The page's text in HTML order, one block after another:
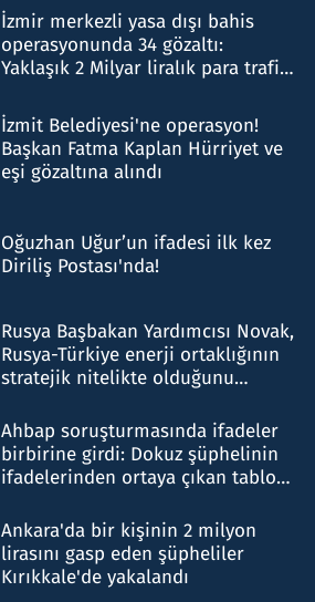
İzmir merkezli yasa dışı bahis
operasyonunda 34 gözaltı:
Yaklaşık 2 Milyar liralık para trafiği
İzmit Belediyesi'ne operasyon!
Başkan Fatma Kaplan Hürriyet ve
eşi gözaltına alındı
Oğuzhan Uğur’un ifadesi ilk kez
Diriliş Postası'nda!
Rusya Başbakan Yardımcısı Novak,
Rusya-Türkiye enerji ortaklığının
stratejik nitelikte olduğunu
Ahbap soruşturmasında ifadeler
birbirine girdi: Dokuz şüphelinin
ifadelerinden ortaya çıkan tablo
Ankara'da bir kişinin 2 milyon
lirasını gasp eden şüpheliler
Kırıkkale'de yakalandı